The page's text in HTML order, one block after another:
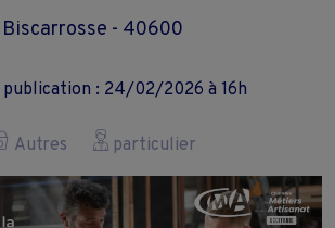
Biscarrosse - 40600
publication : 24/02/2026 à 16h
Autres particulier